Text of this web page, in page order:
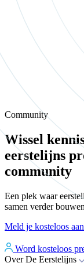
Community
Wissel
eerstelijns
community
Een plek waar
samen verder
Meld je kosteloos aan
Word kosteloos
Over De Eerstelijns